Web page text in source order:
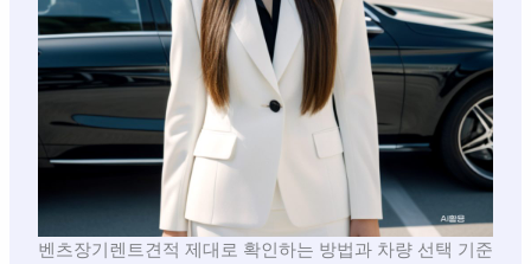
벤츠장기렌트견적 제대로 확인하는 방법과 차량 선택 기준